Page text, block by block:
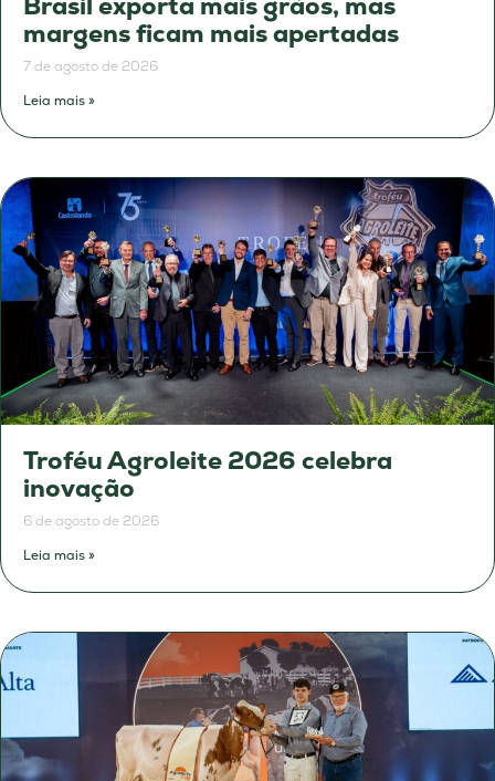
margens ficam mais apertadas
7 de agosto de 2026
Leia mais »
Troféu Agroleite 2026 celebra
inovação
6 de agosto de 2026
Leia mais »